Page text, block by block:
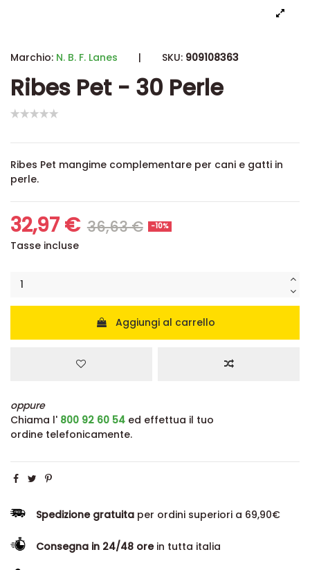
Marchio: N. B. F. Lanes | SKU: 909108363
Ribes Pet - 30 Perle
Ribes Pet mangime complementare per cani e gatti in
perle.
32,97 € 36,63 € -10%
Tasse incluse
Aggiungi al carrello
oppure
Chiama l' 800 92 60 54 ed effettua il tuo
ordine telefonicamente.
Spedizione gratuita per ordini superiori a 69,90€
Consegna in 24/48 orein tutta italia